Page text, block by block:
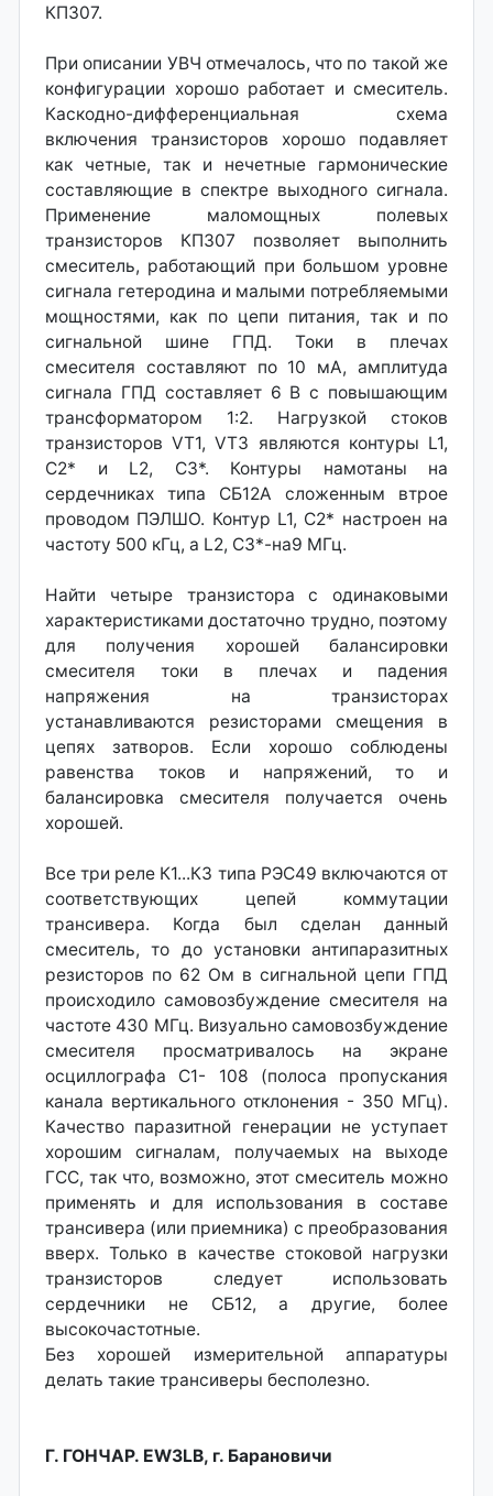
КП307.
При описании УВЧ отмечалось, что по такой же
конфигурации хорошо работает и смеситель.
Каскодно-дифференциальная схема
включения транзисторов хорошо подавляет
как четные, так и нечетные гармонические
составляющие в спектре выходного сигнала.
Применение маломощных полевых
транзисторов КП307 позволяет выполнить
смеситель, работающий при большом уровне
сигнала гетеродина и малыми потребляемыми
мощностями, как по цепи питания, так и по
сигнальной шине ГПД. Токи в плечах
смесителя составляют по 10 мА, амплитуда
сигнала ГПД составляет 6 В с повышаю­щим
трансформатором 1:2. Нагрузкой стоков
транзисторов VT1, VT3 являются контуры L1,
С2* и L2, СЗ*. Контуры намотаны на
сердечниках типа СБ12А сложенным втрое
проводом ПЭЛШО. Контур L1, С2* настроен на
частоту 500 кГц, a L2, СЗ*-на9 МГц.
Найти четыре транзистора с одинаковыми
характеристиками достаточно трудно, поэтому
для получения хорошей балансировки
смесителя токи в плечах и падения
напряжения на транзисторах
устанавливаются резисторами смещения в
цепях затворов. Если хорошо соблюдены
равенства токов и напряжений, то и
балансировка смесителя получается очень
хорошей.
Все три реле К1...КЗ типа РЭС49 включаются от
соответствующих цепей коммутации
трансивера. Когда был сделан данный
смеситель, то до установки антипаразитных
резисторов по 62 Ом в сигнальной цепи ГПД
происходило самовозбуждение смесителя на
частоте 430 МГц. Визуально самовозбуждение
смесителя просматривалось на экране
осциллографа С1- 108 (полоса пропускания
канала вертикального отклонения - 350 МГц).
Качество паразитной генерации не уступает
хорошим сигналам, получаемых на выходе
ГСС, так что, возможно, этот смеситель можно
применять и для использования в составе
трансивера (или приемника) с преобразования
вверх. Только в качестве стоковой нагрузки
транзисторов следует использовать
сердечники не СБ12, а другие, более
высокочастотные.
Без хорошей измерительной аппаратуры
делать такие трансиверы бесполезно.
Г. ГОНЧАР. EW3LB, г. Барановичи